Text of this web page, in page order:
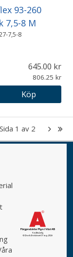
93-260
7,5-8 M
7,5-8
645.00
806.25
Köp
Sida 1 av 2